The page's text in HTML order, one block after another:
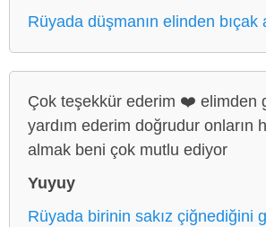
Rüyada düşmanın elinden bıçak
Çok teşekkür ederim ❤️ elimden
yardım ederim doğrudur onların
almak beni çok mutlu ediyor
Yuyuy
Rüyada birinin sakız çiğnediğini